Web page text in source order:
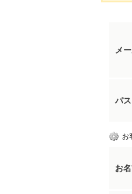
メ
パ
お
お